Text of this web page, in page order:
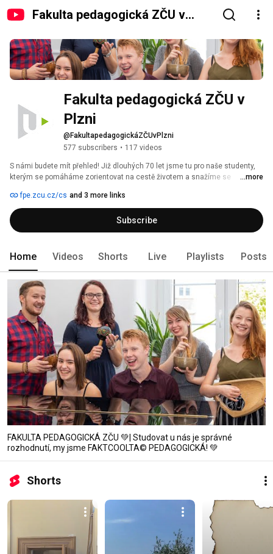
Fakulta pedagogická ZČU v
Fakulta pedagogická ZČU v
Plzni
@FakultapedagogickáZČUvPlzni
577 subscribers • 117 videos
S námi budete mít přehled! Již dlouhých 70 let jsme tu pro naše studenty,
kterým se pomáháme zorientovat na cestě životem a snažíme se
...more
fpe.zcu.cz/cs and 3 more links
Subscribe
Home Videos Shorts Live Playlists Posts
FAKULTA PEDAGOGICKÁ ZČU 💚| Studovat u nás je správné
rozhodnutí, my jsme FAKTCOOLTA© PEDAGOGICKÁ! 💚
Shorts